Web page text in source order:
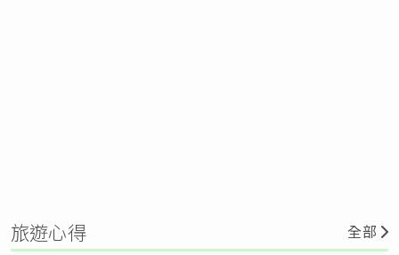
旅遊心得 全部